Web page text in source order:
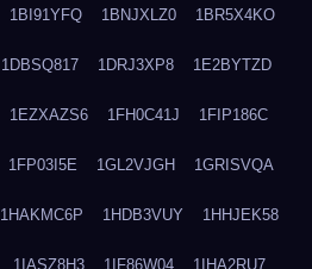
1BI91YFQ 1BNJXLZ0 1BR5X4KO
1DBSQ817 1DRJ3XP8 1E2BYTZD
1EZXAZS6 1FH0C41J 1FIP186C
1FP03I5E 1GL2VJGH 1GRISVQA
1HAKMC6P 1HDB3VUY 1HHJEK58
1IASZ8H3 1IF86W04 1IHA2RU7